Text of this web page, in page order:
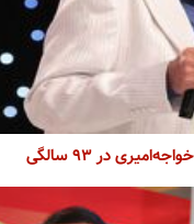
در ۹۳ سالگی